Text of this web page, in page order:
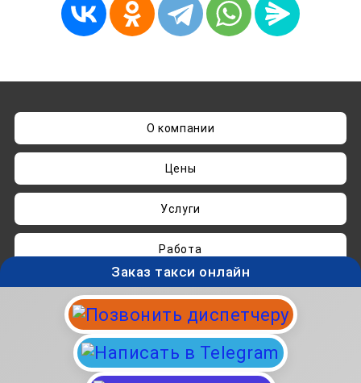
О компании
Цены
Услуги
Работа
Нашли ошибку? Пишите наadmin@taksisvo.ru
Такси для СВОих - taksisvo.ru © 05.2025-2026.
Вся информация на данном сайте носит
исключительно ознакомительный характер и не
является публичной офертой.
Заказ такси онлайн